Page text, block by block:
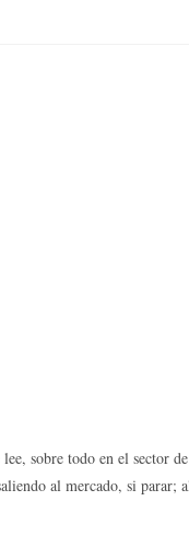
sobre todo en el sector
al mercado, si parar;